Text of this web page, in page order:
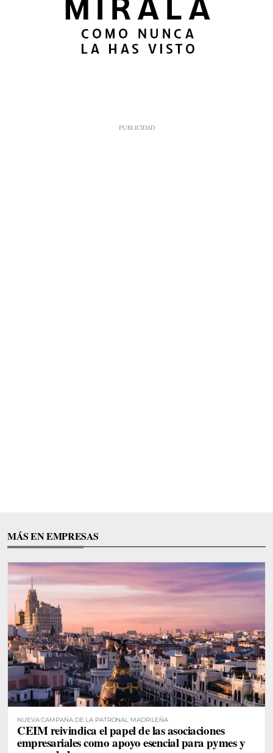
MÁS EN EMPRESAS
NUEVA CAMPAÑA DE LA PATRONAL MADRILEÑA
CEIM reivindica el papel de las asociaciones
empresariales como apoyo esencial para pymes y